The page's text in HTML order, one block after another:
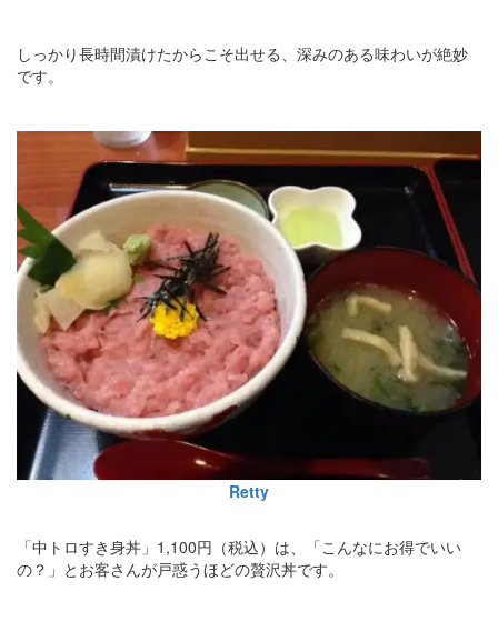
しっかり長時間漬けたからこそ出せる、深みのある味わいが絶妙
です。
Retty
「中トロすき身丼」1,100円（税込）は、「こんなにお得でいい
の？」とお客さんが戸惑うほどの贅沢丼です。